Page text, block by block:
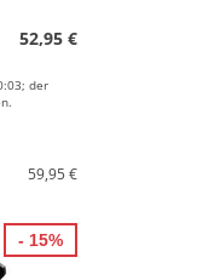
52,95 €
der
59,95 €
- 15%